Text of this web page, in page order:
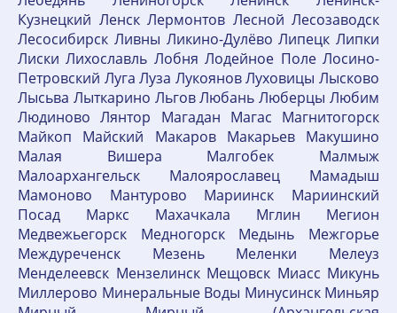
Кузнецкий Ленск Лермонтов Лесной Лесозаводск
Лесосибирск Ливны Ликино-Дулёво Липецк Липки
Лиски Лихославль Лобня Лодейное Поле Лосино-
Петровский Луга Луза Лукоянов Луховицы Лысково
Лысьва Лыткарино Льгов Любань Люберцы Любим
Людиново Лянтор Магадан Магас Магнитогорск
Майкоп Майский Макаров Макарьев Макушино
Малая Вишера Малгобек Малмыж
Малоархангельск Малоярославец Мамадыш
Мамоново Мантурово Мариинск Мариинский
Посад Маркс Махачкала Мглин Мегион
Медвежьегорск Медногорск Медынь Межгорье
Междуреченск Мезень Меленки Мелеуз
Менделеевск Мензелинск Мещовск Миасс Микунь
Миллерово Минеральные Воды Минусинск Миньяр